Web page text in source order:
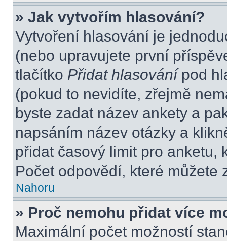
» Jak vytvořím hlasování?
Vytvoření hlasování je
(nebo upravujete první
tlačítko Přidat hlasovánípod
(pokud to nevidíte, zřejmě
byste zadat název ankety a
napsáním název otázky a
přidat časový limit pro anketu,
Počet odpovědí, které můžete
Nahoru
» Proč nemohu přidat více
Maximální počet možností